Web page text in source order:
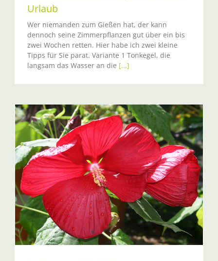
Urlaub
Wer niemanden zum Gießen hat, der kann
dennoch seine Zimmerpflanzen gut über ein bis
zwei Wochen retten. Hier habe ich zwei kleine
Tipps für Sie parat. Variante 1 Tonkegel, die
langsam das Wasser an die [...]